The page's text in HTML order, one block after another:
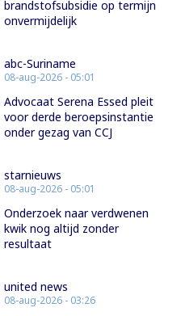
brandstofsubsidie op termijn
onvermijdelijk
abc-Suriname
08-aug-2026 - 05:01
Advocaat Serena Essed pleit
voor derde beroepsinstantie
onder gezag van CCJ
starnieuws
08-aug-2026 - 05:01
Onderzoek naar verdwenen
kwik nog altijd zonder
resultaat
united news
08-aug-2026 - 03:26